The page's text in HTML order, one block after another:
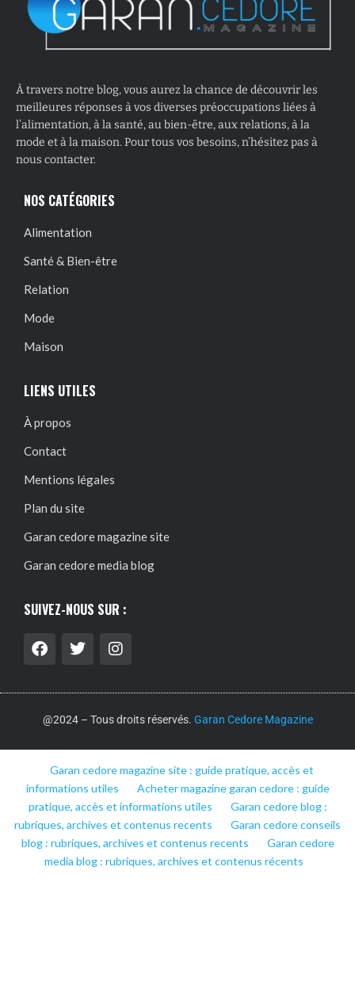
À travers notre blog, vous aurez la chance de découvrir les
meilleures réponses à vos diverses préoccupations liées à
l’alimentation, à la santé, au bien-être, aux relations, à la
mode et à la maison. Pour tous vos besoins, n’hésitez pas à
nous contacter.
NOS CATÉGORIES
Alimentation
Santé & Bien-être
Relation
Mode
Maison
LIENS UTILES
À propos
Contact
Mentions légales
Plan du site
Garan cedore magazine site
Garan cedore media blog
SUIVEZ-NOUS SUR :
@2024 – Tous droits réservés. Garan Cedore Magazine
Garan cedore magazine site : guide pratique, accès et
informations utiles
Acheter magazine garan cedore : guide
pratique, accès et informations utiles
Garan cedore blog :
rubriques, archives et contenus recents
Garan cedore conseils
blog : rubriques, archives et contenus recents
Garan cedore
media blog : rubriques, archives et contenus récents